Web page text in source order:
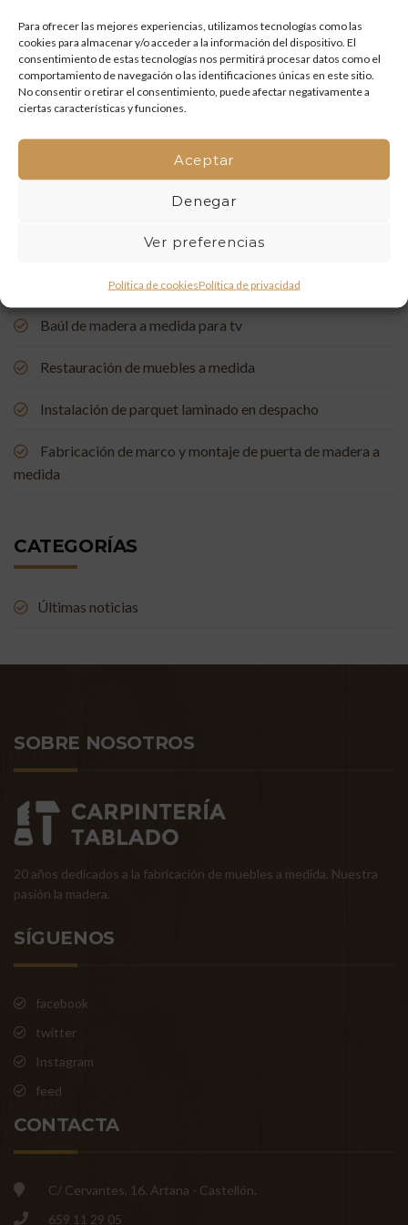
Para ofrecer las mejores experiencias, utilizamos tecnologías como las
cookies para almacenar y/o acceder a la información del dispositivo. El
consentimiento de estas tecnologías nos permitirá procesar datos como el
comportamiento de navegación o las identificaciones únicas en este sitio.
No consentir o retirar el consentimiento, puede afectar negativamente a
ciertas características y funciones.
Aceptar
Denegar
Ver preferencias
Política de cookiesPolítica de privacidad
Mueble de baño a medida con acabado en nogal
Un rincón de estudio único: restauración y carpintería a
medida
Restauración de una Capelleta de Visita Domiciliaria: Un
Vínculo con la Tradición
Puerta de entrada a medida, de madera de pino suecia
Baúl de madera a medida para tv
Restauración de muebles a medida
Instalación de parquet laminado en despacho
Fabricación de marco y montaje de puerta de madera a
medida
CATEGORÍAS
Últimas noticias
SOBRE NOSOTROS
20 años dedicados a la fabricación de muebles a medida. Nuestra
pasión la madera.
SÍGUENOS
facebook
twitter
Instagram
feed
CONTACTA
C/ Cervantes, 16. Artana - Castellón.
659 11 29 05